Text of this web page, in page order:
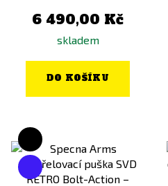
6 490,00 Kč
skladem
DO KOŠÍKU